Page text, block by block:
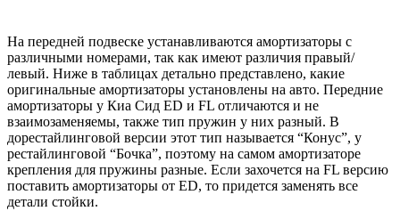
На передней подвеске устанавливаются амортизаторы с
различными номерами, так как имеют различия правый/
левый. Ниже в таблицах детально представлено, какие
оригинальные амортизаторы установлены на авто. Передние
амортизаторы у Киа Сид ED и FL отличаются и не
взаимозаменяемы, также тип пружин у них разный. В
дорестайлинговой версии этот тип называется “Конус”, у
рестайлинговой “Бочка”, поэтому на самом амортизаторе
крепления для пружины разные. Если захочется на FL версию
поставить амортизаторы от ED, то придется заменять все
детали стойки.